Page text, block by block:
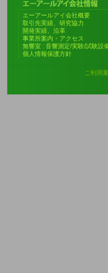
エーアールアイ会社概要
取引先実績、研究協力
開発実績、沿革
事業所案内・アクセス
無響室 : 音響測定/実験/試験設
個人情報保護方針
ご利用